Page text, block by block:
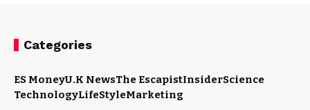
Categories
ES MoneyU.K NewsThe EscapistInsiderScience
TechnologyLifeStyleMarketing